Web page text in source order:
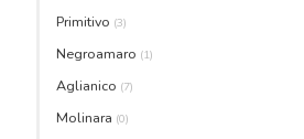
Primitivo (3)
Negroamaro (1)
Aglianico (7)
Molinara (0)